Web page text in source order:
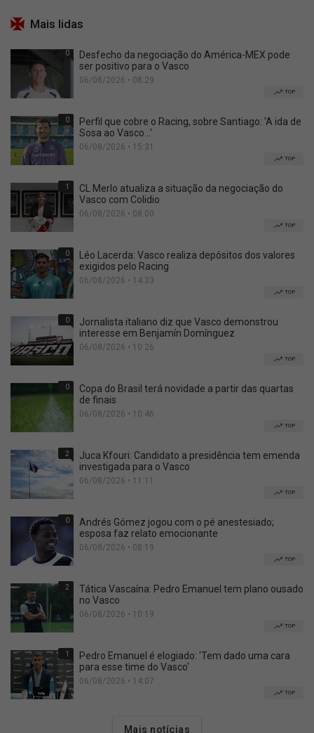
Mais lidas
0
Desfecho da negociação do América-MEX pode
ser positivo para o Vasco
06/08/2026 • 08:29
TOP
0
Perfil que cobre o Racing, sobre Santiago: 'A ida de
Sosa ao Vasco...'
06/08/2026 • 15:31
TOP
1
CL Merlo atualiza a situação da negociação do
Vasco com Colidio
06/08/2026 • 08:00
TOP
0
Léo Lacerda: Vasco realiza depósitos dos valores
exigidos pelo Racing
06/08/2026 • 14:33
TOP
0
Jornalista italiano diz que Vasco demonstrou
interesse em Benjamín Domínguez
06/08/2026 • 10:26
TOP
0
Copa do Brasil terá novidade a partir das quartas
de finais
06/08/2026 • 10:46
TOP
2
Juca Kfouri: Candidato a presidência tem emenda
investigada para o Vasco
06/08/2026 • 11:11
TOP
0
Andrés Gómez jogou com o pé anestesiado;
esposa faz relato emocionante
06/08/2026 • 08:19
TOP
2
Tática Vascaína: Pedro Emanuel tem plano ousado
no Vasco
06/08/2026 • 10:19
TOP
1
Pedro Emanuel é elogiado: 'Tem dado uma cara
para esse time do Vasco'
06/08/2026 • 14:07
TOP
Mais notícias